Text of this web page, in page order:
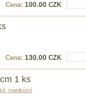
Cena: 100.00 CZK
Cena: 130.00 CZK
1 ks
manikúrní